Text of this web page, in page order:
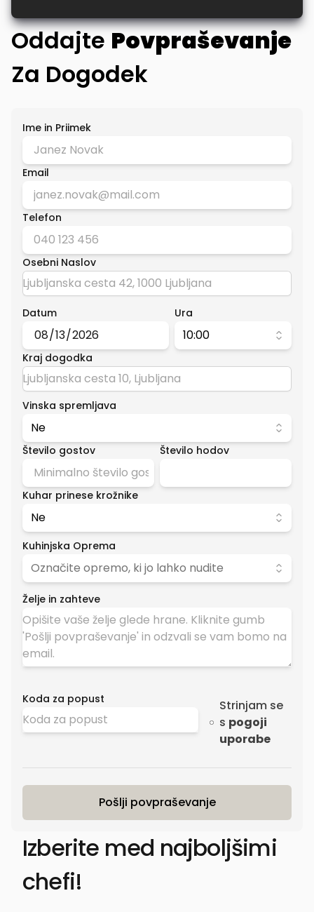
Oddajte Povpraševanje
Za Dogodek
Ime in Priimek
Email
Telefon
Osebni Naslov
Datum Ura
10:00
Kraj dogodka
Vinska spremljava
Ne
Število gostov Število hodov
Kuhar prinese krožnike
Ne
Kuhinjska Oprema
Označite opremo, ki jo lahko nudite
Želje in zahteve
Koda za popust
Strinjam se
s pogoji
uporabe
Pošlji povpraševanje
Izberite med najboljšimi
chefi!